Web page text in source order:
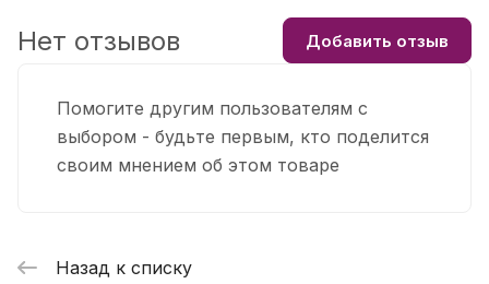
Помогите другим пользователям с
выбором - будьте первым, кто поделится
своим мнением об этом товаре
Нет отзывов Добавить отзыв
Назад к списку